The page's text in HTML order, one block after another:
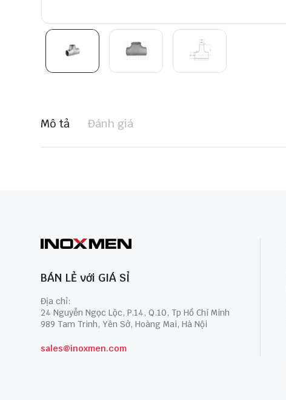
Mô tả Đánh giá
BÁN LẺ với GIÁ SỈ
Địa chỉ:
24 Nguyễn Ngọc Lộc, P.14, Q.10, Tp Hồ Chí Minh
989 Tam Trinh, Yên Sở, Hoàng Mai, Hà Nội
sales@inoxmen.com